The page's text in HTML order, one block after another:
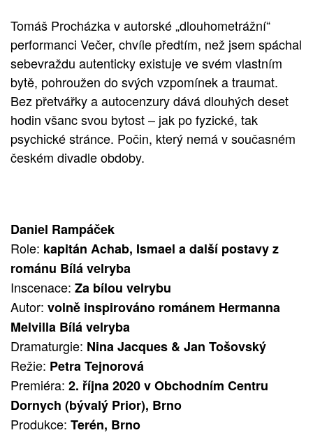
Tomáš Procházka v autorské „dlouhometrážní“
performanci Večer, chvíle předtím, než jsem spáchal
sebevraždu autenticky existuje ve svém vlastním
bytě, pohroužen do svých vzpomínek a traumat.
Bez přetvářky a autocenzury dává dlouhých deset
hodin všanc svou bytost – jak po fyzické, tak
psychické stránce. Počin, který nemá v současném
českém divadle obdoby.
Daniel Rampáček
Role: kapitán Achab, Ismael a další postavy z
románu Bílá velryba
Inscenace: Za bílou velrybu
Autor: volně inspirováno románem Hermanna
Melvilla Bílá velryba
Dramaturgie: Nina Jacques & Jan Tošovský
Režie: Petra Tejnorová
Premiéra: 2. října 2020 v Obchodním Centru
Dornych (bývalý Prior), Brno
Produkce: Terén, Brno